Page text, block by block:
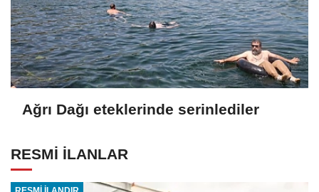
Ağrı Dağı eteklerinde serinlediler
RESMİ İLANLAR